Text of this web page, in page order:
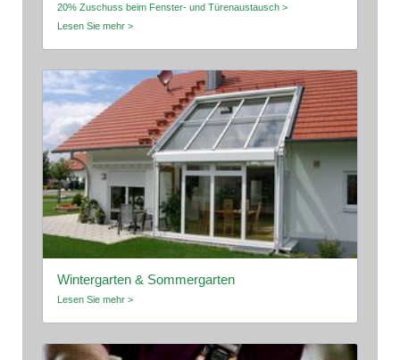
20% Zuschuss beim Fenster- und Türenaustausch >
Lesen Sie mehr >
Wintergarten & Sommergarten
Lesen Sie mehr >